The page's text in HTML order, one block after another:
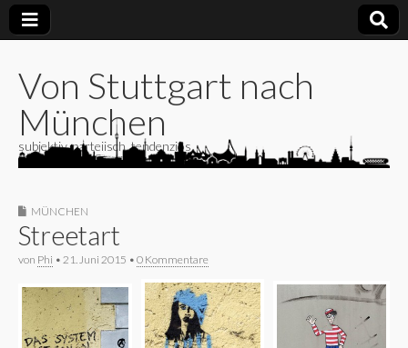
Von Stuttgart nach
München
subjektiv, parteiisch, tendenziös
MÜNCHEN
Streetart
von Phi • 21. Juni 2015 • 0 Kommentare